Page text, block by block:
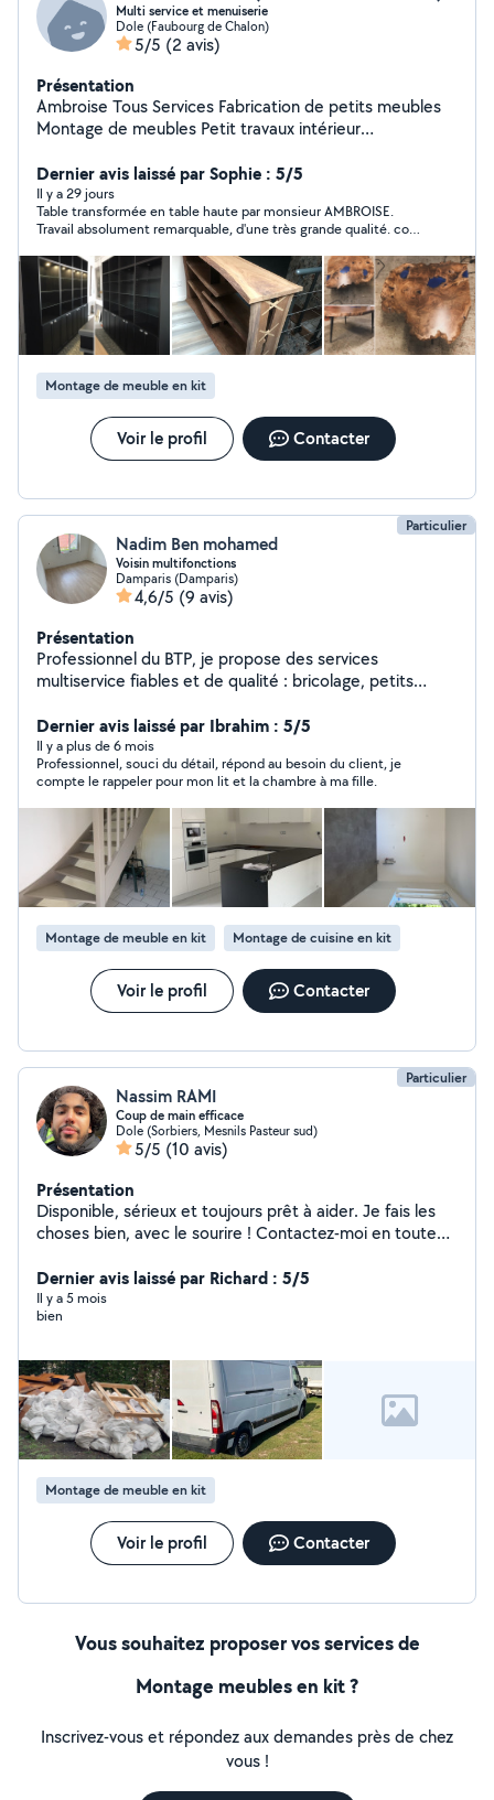
Multi service et menuiserie
Dole (Faubourg de Chalon)
5/5 (2 avis)
Présentation
Ambroise Tous Services Fabrication de petits meubles
Montage de meubles Petit travaux intérieur
week-ends
Dernier avis laissé par Sophie : 5/5
Il y a 29 jours
Table transformée en table haute par monsieur AMBROISE.
Travail absolument remarquable, d'une très grande qualité. coût
l'écoute. Je recommande +++++++.
Montage de meuble en kit
Voir le profil Contacter
Particulier
Nadim Ben mohamed
Voisin multifonctions
Damparis (Damparis)
4,6/5 (9 avis)
Présentation
Professionnel du BTP, je propose des services
multiservice fiables et de qualité : bricolage, petits
Sérieux, ponctuel et expérimenté, je réalise chaque
mission avec soin et professionnalisme. Mon objectif :
vous offrir un service efficace et vous faciliter la vie.
Dernier avis laissé par Ibrahim : 5/5
Il y a plus de 6 mois
Professionnel, souci du détail, répond au besoin du client, je
compte le rappeler pour mon lit et la chambre à ma fille.
Montage de meuble en kit Montage de cuisine en kit
Voir le profil Contacter
Particulier
Nassim RAMI
Coup de main efficace
Dole (Sorbiers, Mesnils Pasteur sud)
5/5 (10 avis)
Présentation
Disponible, sérieux et toujours prêt à aider. Je fais les
choses bien, avec le sourire ! Contactez-moi en toute
Dernier avis laissé par Richard : 5/5
Il y a 5 mois
bien
Montage de meuble en kit
Voir le profil Contacter
Vous souhaitez proposer vos services de
Montage meubles en kit ?
Inscrivez-vous et répondez aux demandes près de chez
vous !